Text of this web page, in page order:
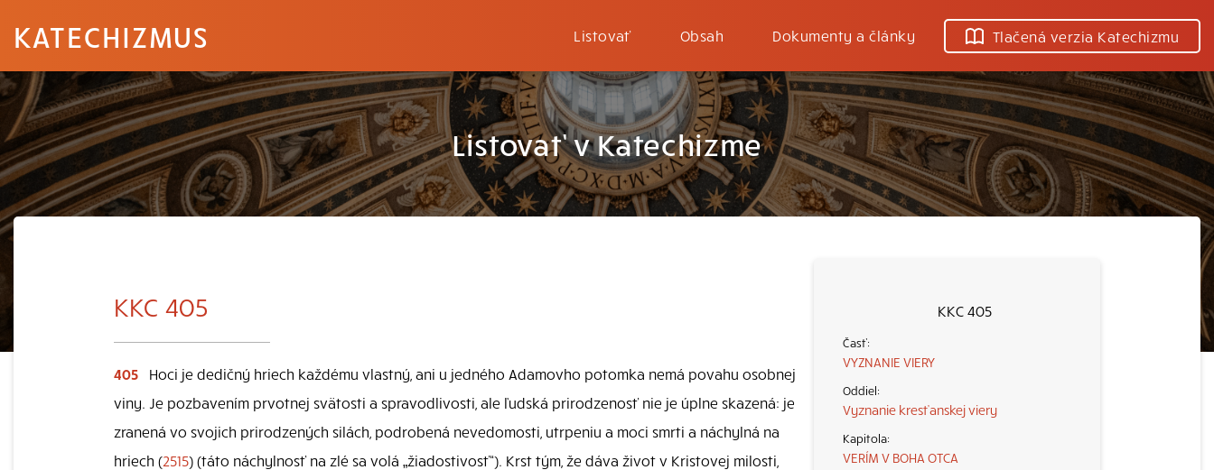
KATECHIZMUS Listovať Obsah Dokumenty a články Tlačená verzia Katechizmu
Listovať v Katechizme
KKC 405
VYZNANIE VIERY
Vyznanie kresťanskej viery
VERÍM V BOHA OTCA
KKC 405
405
Hoci je dedičný hriech každému vlastný, ani u jedného Adamovho potomka nemá povahu osobnej
viny. Je pozbavením prvotnej svätosti a spravodlivosti, ale ľudská prirodzenosť nie je úplne skazená: je
zranená vo svojich prirodzených silách, podrobená nevedomosti, utrpeniu a moci smrti a náchylná na
hriech (2515) (táto náchylnosť na zlé sa volá „žiadostivosť“). Krst tým, že dáva život v Kristovej milosti,